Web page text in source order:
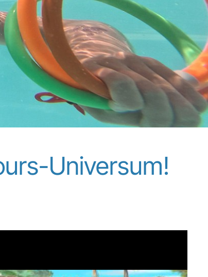
Universum!